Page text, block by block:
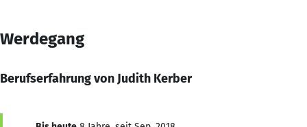
Werdegang
Berufserfahrung von Judith Kerber